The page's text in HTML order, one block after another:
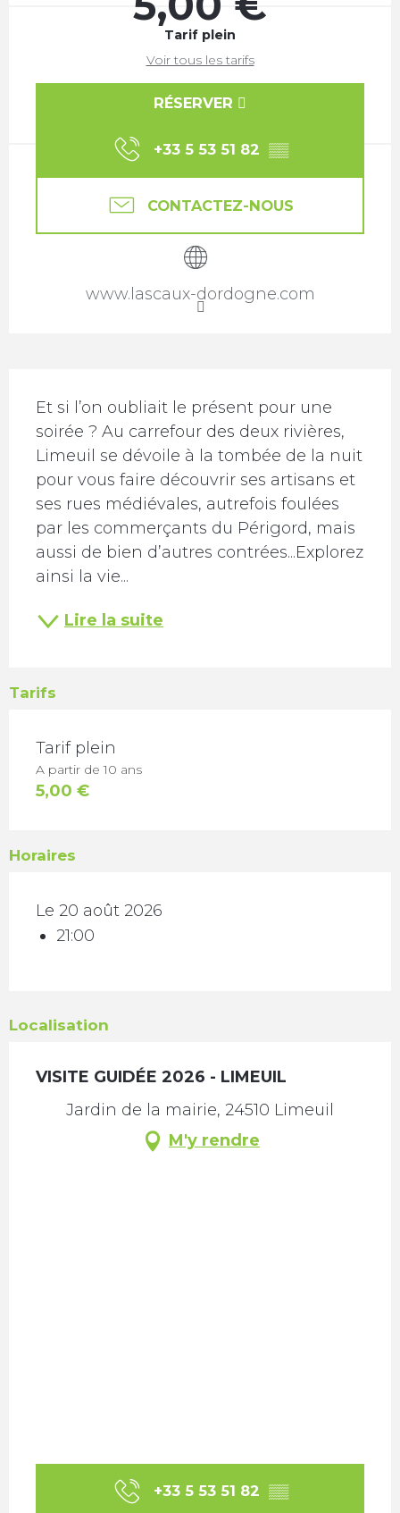
Tarif plein
Voir tous les tarifs
RÉSERVER
+33 5 53 51 82 ▒▒
CONTACTEZ-NOUS
www.lascaux-dordogne.com
Description
Et si l’on oubliait le présent pour une
soirée ? Au carrefour des deux rivières,
Limeuil se dévoile à la tombée de la nuit
pour vous faire découvrir ses artisans et
ses rues médiévales, autrefois foulées
par les commerçants du Périgord, mais
aussi de bien d’autres contrées...Explorez
ainsi la vie...
Lire la suite
Tarifs
TARIFS 2026
Tarif plein
A partir de 10 ans
5,00 €
Horaires
Le 20 août 2026
21:00
Localisation
VISITE GUIDÉE 2026 - LIMEUIL
Jardin de la mairie, 24510 Limeuil
M'y rendre
+33 5 53 51 82 ▒▒